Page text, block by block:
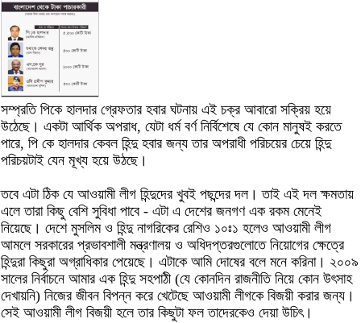
সম্প্রতি পিকে হালদার গ্রেফতার হবার ঘটনায় এই চক্র আবারো সক্রিয় হয়ে
উঠেছে। একটা আর্থিক অপরাধ, যেটা ধর্ম বর্ণ নির্বিশেষে যে কোন মানুষই করতে
পারে, পি কে হালদার কেবল হিন্দু হবার জন্য তার অপরাধী পরিচয়ের চেয়ে হিন্দু
পরিচয়টাই যেন মূখ্য হয়ে উঠছে।
তবে এটা ঠিক যে আওয়ামী লীগ হিন্দুদের খুবই পছন্দের দল। তাই এই দল ক্ষমতায়
এলে তারা কিছু বেশি সুবিধা পাবে - এটা এ দেশের জনগণ এক রকম মেনেই
নিয়েছে। দেশে মুসলিম ও হিন্দু নাগরিকের রেশিও ১০ঃ১ হলেও আওয়ামী লীগ
আমলে সরকারের প্রভাবশালী মন্ত্রণালয় ও অধিদপ্তরগুলোতে নিয়োগের ক্ষেত্রে
হিন্দুরা কিছুরা অগ্রাধিকার পেয়েছে। এটাকে আমি দোষের বলে মনে করিনা। ২০০৯
সালের নির্বাচনে আমার এক হিন্দু সহপাঠী (যে কোনদিন রাজনীতি নিয়ে কোন উৎসাহ
দেখায়নি) নিজের জীবন বিপন্ন করে খেটেছে আওয়ামী লীগকে বিজয়ী করার জন্য।
সেই আওয়ামী লীগ বিজয়ী হলে তার কিছুটা ফল তাদেরকেও দেয়া উচিৎ।